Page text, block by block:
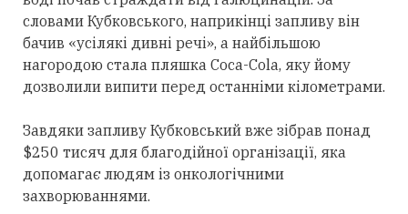
словами Кубковського, наприкінці запливу він
бачив «усілякі дивні речі», а найбільшою
нагородою стала пляшка Coca-Cola, яку йому
дозволили випити перед останніми кілометрами.
Завдяки запливу Кубковський вже зібрав понад
$250 тисяч для благодійної організації, яка
допомагає людям із онкологічними
захворюваннями.